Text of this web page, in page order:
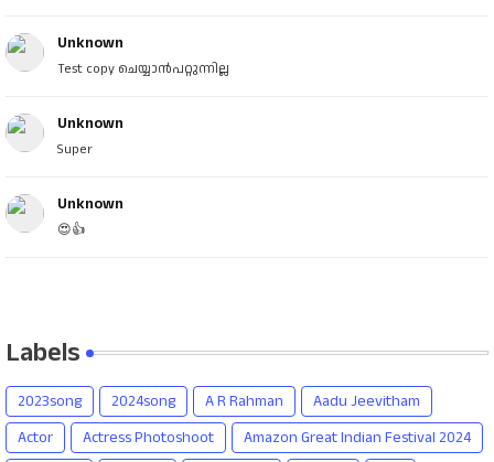
Unknown
Test copy ചെയ്യാൻപറ്റുന്നില്ല
Unknown
Super
Unknown
😍👍
Labels
2023song 2024song A R Rahman
Aadu Jeevitham
Actor
Actress Photoshoot
Amazon Great Indian Festival 2024